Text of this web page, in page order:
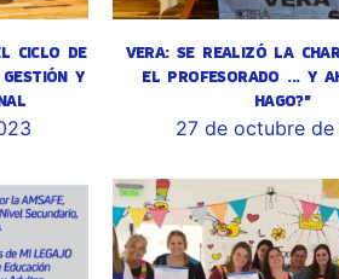
CICLO DE
Y
VERA: SE REALIZÓ LA
EL PROFESORADO ... Y
HAGO?"
27 de octubre